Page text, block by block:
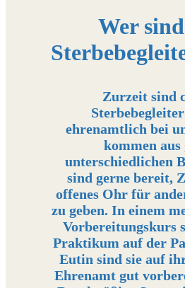
Wer
Zurzeit sind
ehrenamtlich bei
kommen aus
unterschiedlichen
sind gerne bereit,
offenes Ohr für
zu geben. In einem
Vorbereitungskurs
Praktikum auf der
Eutin sind sie auf
Ehrenamt gut